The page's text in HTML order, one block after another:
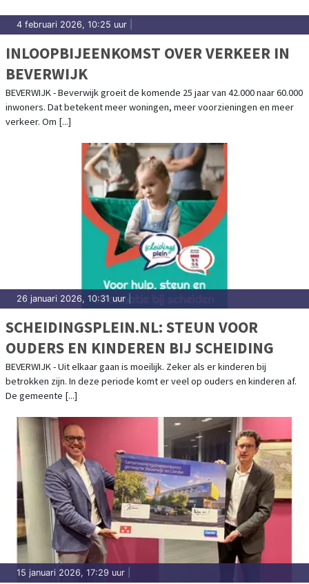
4 februari 2026, 10:25 uur
INLOOPBIJEENKOMST OVER VERKEER IN
BEVERWIJK
BEVERWIJK - Beverwijk groeit de komende 25 jaar van 42.000 naar 60.000
inwoners. Dat betekent meer woningen, meer voorzieningen en meer
verkeer. Om [...]
26 januari 2026, 10:31 uur
SCHEIDINGSPLEIN.NL: STEUN VOOR
OUDERS EN KINDEREN BIJ SCHEIDING
BEVERWIJK - Uit elkaar gaan is moeilijk. Zeker als er kinderen bij
betrokken zijn. In deze periode komt er veel op ouders en kinderen af.
De gemeente [...]
15 januari 2026, 17:29 uur